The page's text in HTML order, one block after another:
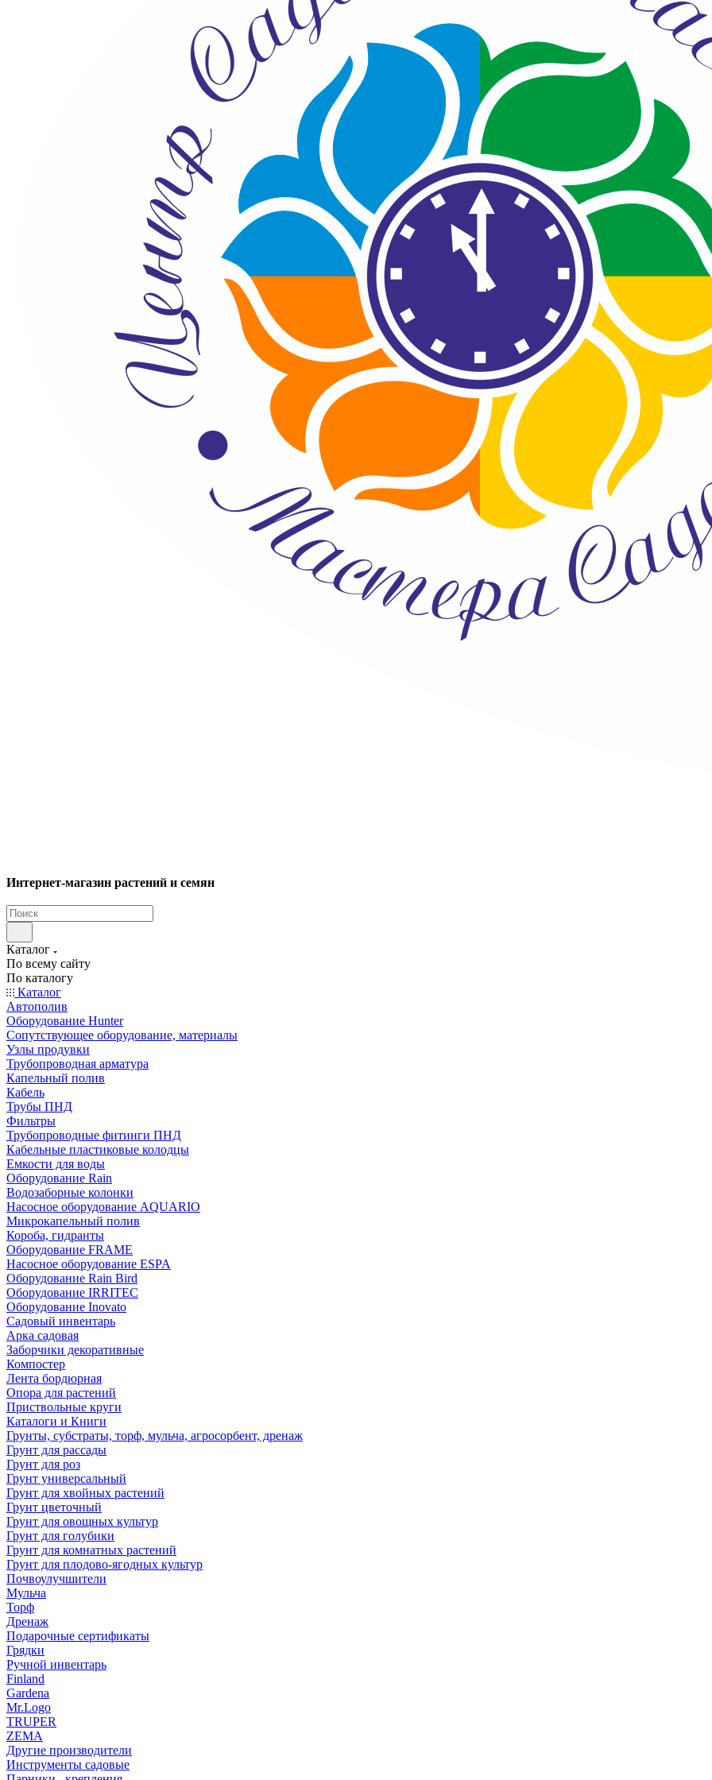
Интернет-магазин растений и семян
Каталог
По всему сайту
По каталогу
Каталог
Автополив
Оборудование Hunter
Сопутствующее оборудование, материалы
Узлы продувки
Трубопроводная арматура
Капельный полив
Кабель
Трубы ПНД
Фильтры
Трубопроводные фитинги ПНД
Кабельные пластиковые колодцы
Емкости для воды
Оборудование Rain
Водозаборные колонки
Насосное оборудование AQUARIO
Микрокапельный полив
Короба, гидранты
Оборудование FRAME
Насосное оборудование ESPA
Оборудование Rain Bird
Оборудование IRRITEC
Оборудование Inovato
Садовый инвентарь
Арка садовая
Заборчики декоративные
Компостер
Лента бордюрная
Опора для растений
Приствольные круги
Каталоги и Книги
Грунты, субстраты, торф, мульча, агросорбент, дренаж
Грунт для рассады
Грунт для роз
Грунт универсальный
Грунт для хвойных растений
Грунт цветочный
Грунт для овощных культур
Грунт для голубики
Грунт для комнатных растений
Грунт для плодово-ягодных культур
Почвоулучшители
Мульча
Торф
Дренаж
Подарочные сертификаты
Грядки
Ручной инвентарь
Finland
Gardena
Mr.Logo
TRUPER
ZEMA
Другие производители
Инструменты садовые